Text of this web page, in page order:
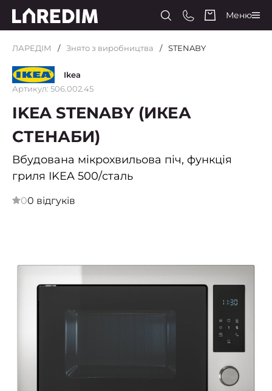
Меню
ЛАРЕДІМ Знято з виробництва STENABY
Ikea
Артикул: 506.002.45
IKEA STENABY (ИКЕА
СТЕНАБИ)
Вбудована мікрохвильова піч, функція
гриля IKEA 500/сталь
00 відгуків